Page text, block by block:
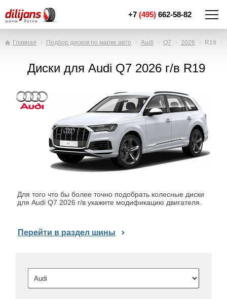
+7 (495) 662-58-82
Главная Подбор дисков по марке авто Audi Q7 2026 R19
Диски для Audi Q7 2026 г/в R19
Для того что бы более точно подобрать колесные диски
для Audi Q7 2026 г/в укажите модификацию двигателя.
Перейти в раздел шины